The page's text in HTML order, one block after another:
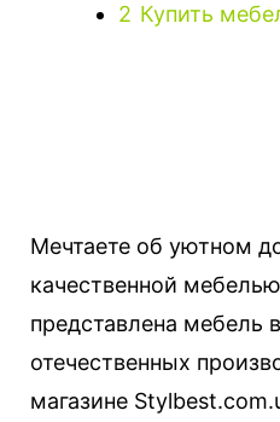
2 Купить
Мечтаете об уютном
качественной
представлена мебель
отечественных
магазине